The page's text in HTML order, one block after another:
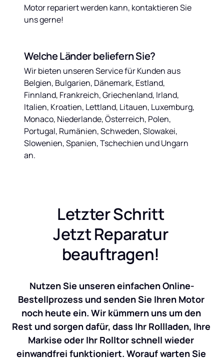
Motor repariert werden kann, kontaktieren Sie
uns gerne!
Welche Länder beliefern Sie?
Wir bieten unseren Service für Kunden aus
Belgien, Bulgarien, Dänemark, Estland,
Finnland, Frankreich, Griechenland, Irland,
Italien, Kroatien, Lettland, Litauen, Luxemburg,
Monaco, Niederlande, Österreich, Polen,
Portugal, Rumänien, Schweden, Slowakei,
Slowenien, Spanien, Tschechien und Ungarn
an.
Letzter Schritt
Jetzt Reparatur
beauftragen!
Nutzen Sie unseren einfachen Online-
Bestellprozess und senden Sie Ihren Motor
noch heute ein. Wir kümmern uns um den
Rest und sorgen dafür, dass Ihr Rollladen, Ihre
Markise oder Ihr Rolltor schnell wieder
einwandfrei funktioniert. Worauf warten Sie